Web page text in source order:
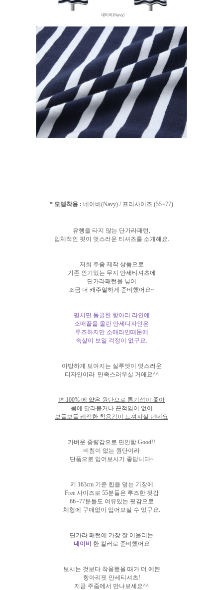
* 모델착용 : 네이비(Navy) / 프리사이즈 (55~77)
유행을 타지 않는 단가라패턴,
입체적인 핏이 멋스러운 티셔츠를 소개해요.
저희 주줌 제작 상품으로
기존 인기있는 무지 만세티셔츠에
단가라패턴을 넣어
조금 더 캐주얼하게 준비했어요~
펼치면 동글한 항아리 라인에
소매끝을 올린 만세디자인은
루즈하지만 소매라인때문에
속살이 보일 걱정이 없구요.
아방하게 보여지는 실루엣이 멋스러운
디자인이라 만족스러우실 거에요^^
면 100% 에 얇은 원단으로 통기성이 좋아
몸에 달라붙거나 끈적임이 없어
보들보들 쾌적한 착용감이 느껴지실 텐데요
가벼운 중량감으로 편안함 Good!!
비침이 없는 원단이라
단품으로 입어보시기 좋답니다~
키 163cm 기준 힙을 덮는 기장에
Free 사이즈로 55분들은 루즈한 핏감
66~77분들도 여유있는 핏감으로
체형에 구애없이 입어보실 수 있구요.
단가라 패턴에 가장 잘 어울리는
네이비 한 컬러로 준비했어요
보시는 것보다 착용했을 때가 더 예쁜
항아리핏 만세티셔츠!
지금 주줌에서 만나보세요^^